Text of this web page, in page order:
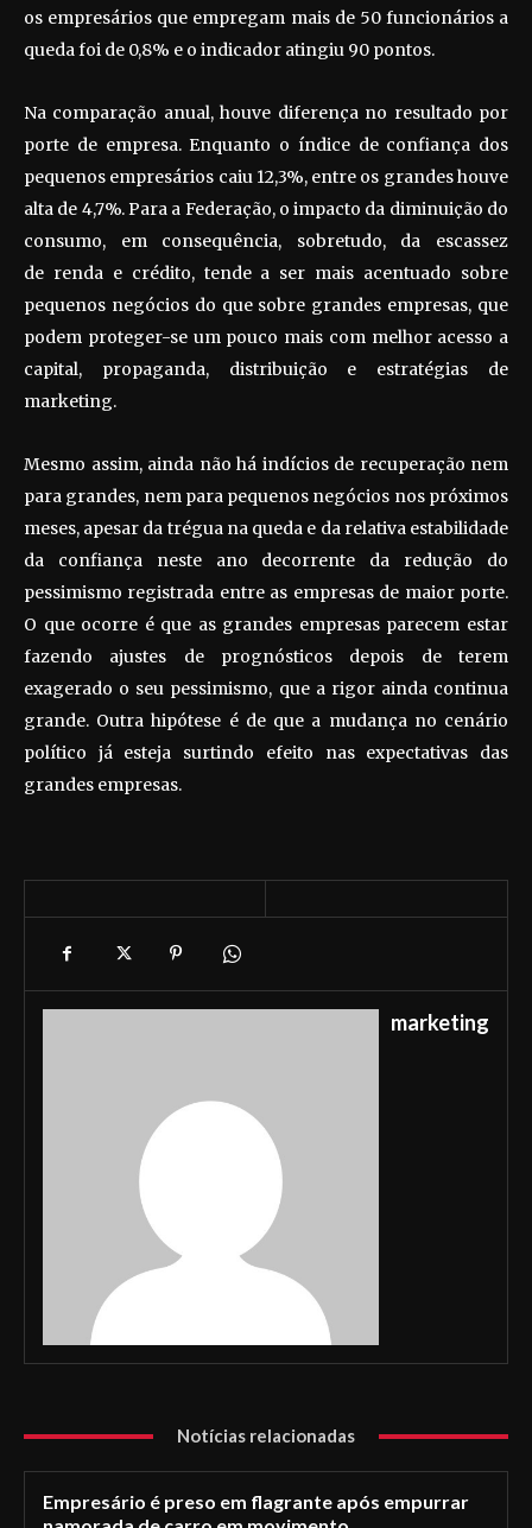
os empresários que empregam mais de 50 funcionários a
queda foi de 0,8% e o indicador atingiu 90 pontos.
Na comparação anual, houve diferença no resultado por
porte de empresa. Enquanto o índice de confiança dos
pequenos empresários caiu 12,3%, entre os grandes houve
alta de 4,7%. Para a Federação, o impacto da diminuição do
consumo, em consequência, sobretudo, da escassez
de renda e crédito, tende a ser mais acentuado sobre
pequenos negócios do que sobre grandes empresas, que
podem proteger-se um pouco mais com melhor acesso a
capital, propaganda, distribuição e estratégias de
marketing.
Mesmo assim, ainda não há indícios de recuperação nem
para grandes, nem para pequenos negócios nos próximos
meses, apesar da trégua na queda e da relativa estabilidade
da confiança neste ano decorrente da redução do
pessimismo registrada entre as empresas de maior porte.
O que ocorre é que as grandes empresas parecem estar
fazendo ajustes de prognósticos depois de terem
exagerado o seu pessimismo, que a rigor ainda continua
grande. Outra hipótese é de que a mudança no cenário
político já esteja surtindo efeito nas expectativas das
grandes empresas.
marketing
Notícias relacionadas
Empresário é preso em flagrante após empurrar